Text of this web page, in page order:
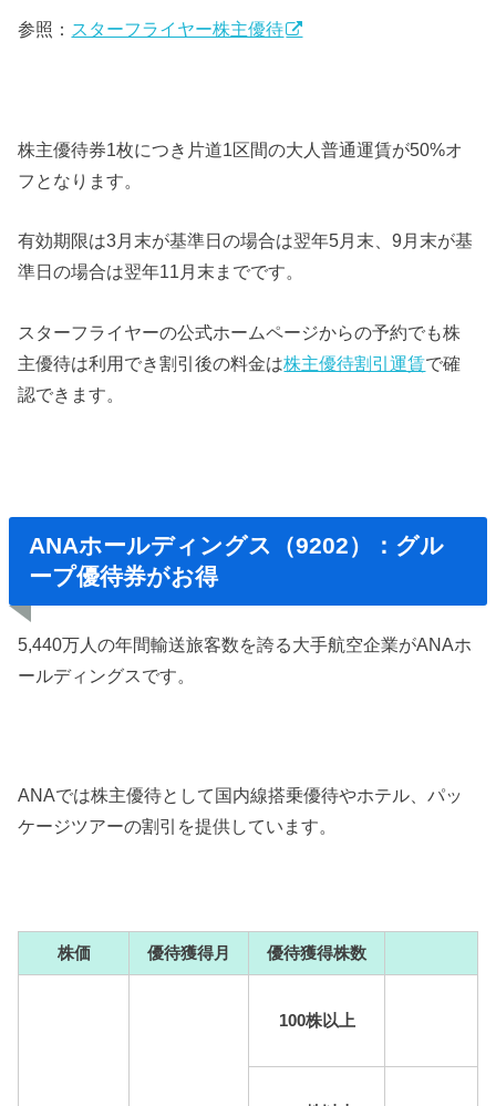
参照： スターフライヤー株主優待
株主優待券1枚につき片道1区間の大人普通運賃が50%オ
フとなります。
有効期限は3月末が基準日の場合は翌年5月末、9月末が基
準日の場合は翌年11月末までです。
スターフライヤーの公式ホームページからの予約でも株
主優待は利用でき割引後の料金は株主優待割引運賃で確
認できます。
ANAホールディングス（9202）：グル
ープ優待券がお得
5,440万人の年間輸送旅客数を誇る大手航空企業がANAホ
ールディングスです。
ANAでは株主優待として国内線搭乗優待やホテル、パッ
ケージツアーの割引を提供しています。
株価 優待獲得月 優待獲得株数
100株以上